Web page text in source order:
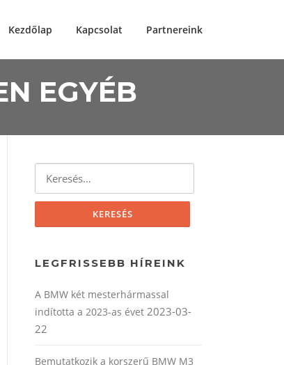
Kezdőlap Kapcsolat Partnereink
EGYÉB
LEGFRISSEBB HÍREINK
A BMW két mesterhármassal
indította a 2023-as évet 2023-03-
22
Bemutatkozik a korszerű BMW M3